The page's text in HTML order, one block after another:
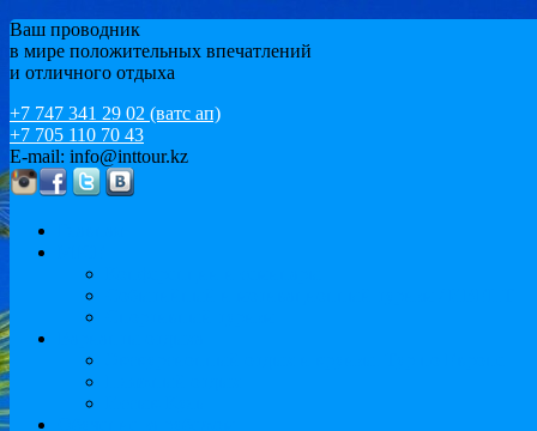
Ваш проводник
в мире положительных впечатлений
и отличного отдыха
+7 747 341 29 02 (ватс ап)
+7 705 110 70 43
E-mail: info@inttour.kz